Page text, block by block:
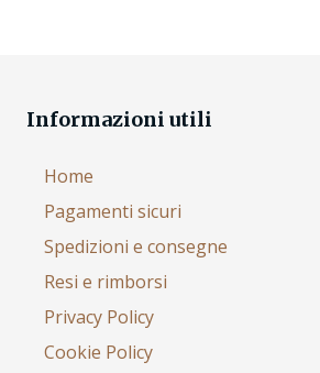
Informazioni utili
Home
Pagamenti sicuri
Spedizioni e consegne
Resi e rimborsi
Privacy Policy
Cookie Policy